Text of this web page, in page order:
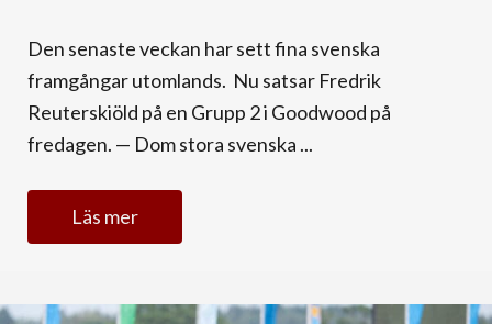
Den senaste veckan har sett fina svenska
framgångar utomlands. Nu satsar Fredrik
Reuterskiöld på en Grupp 2 i Goodwood på
fredagen. — Dom stora svenska ...
Läs mer